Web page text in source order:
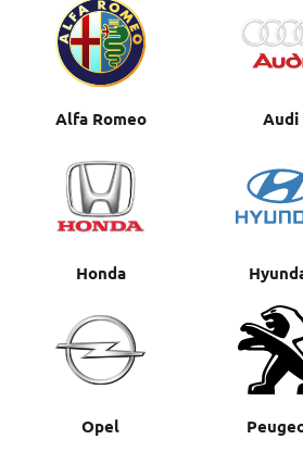
Alfa Romeo Audi
Honda
Opel